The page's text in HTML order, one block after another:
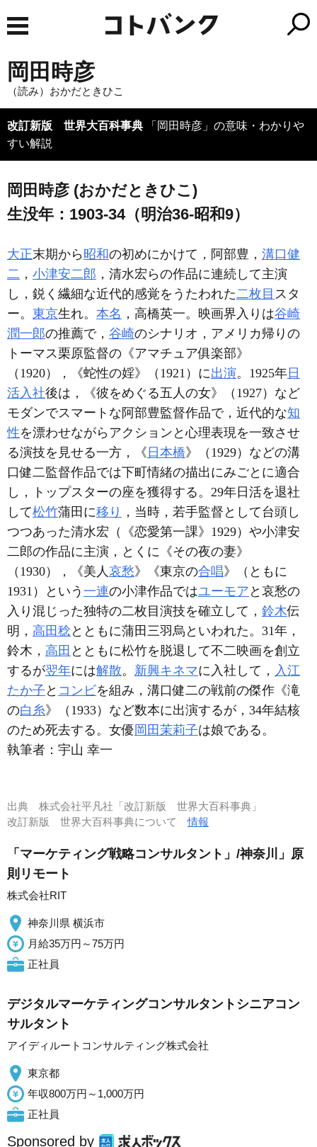
岡田時彦
（読み）おかだときひこ
改訂新版 世界大百科事典 「岡田時彦」の意味・わかりや
すい解説
岡田時彦 (おかだときひこ)
生没年：1903-34（明治36-昭和9）
大正末期から 昭和の初めにかけて，阿部豊， 溝口健
二 ， 小津安二郎 ，清水宏らの作品に連続して主演
し，鋭く繊細な近代的感覚をうたわれた二枚目 スタ
ー。 東京生れ。 本名 ，高橋英一。映画界入りは谷崎
潤一郎の推薦で， 谷崎のシナリオ，アメリカ帰りの
トーマス栗原監督の《アマチュア俱楽部》
（1920），《蛇性の婬》（1921）に出演。1925年 日
活入社後は，《彼をめぐる五人の女》（1927）など
モダンでスマートな阿部豊監督作品で，近代的な知
性を漂わせながらアクションと心理表現を一致させ
る演技を見せる一方，《 日本橋》（1929）などの溝
口健二監督作品では下町情緒の描出にみごとに適合
し，トップスターの座を獲得する。29年日活を退社
して松竹蒲田に移り ，当時，若手監督として台頭し
つつあった清水宏（《恋愛第一課》1929）や小津安
二郎の作品に主演，とくに《その夜の妻》
（1930），《美人哀愁》《東京の合唱》（ともに
1931）という 一連の小津作品ではユーモア と哀愁の
入り混じった独特の二枚目演技を確立して， 鈴木伝
明， 高田稔 とともに蒲田三羽烏といわれた。31年，
鈴木， 高田 とともに松竹を脱退して不二映画を創立
するが翌年には解散。 新興キネマに入社して， 入江
たか子 と コンビを組み，溝口健二の戦前の傑作《滝
の白糸》（1933）など数本に出演するが，34年結核
のため死去する。女優 岡田茉莉子は娘である。
執筆者： 宇山 幸一
出典 株式会社平凡社「改訂新版 世界大百科事典」
改訂新版 世界大百科事典について情報
「マーケティング戦略コンサルタント」/神奈川」原
則リモート
株式会社RIT
神奈川県 横浜市
月給35万円～75万円
正社員
デジタルマーケティングコンサルタントシニアコン
サルタント
アイディルートコンサルティング株式会社
東京都
年収800万円～1,000万円
正社員
Sponsored by